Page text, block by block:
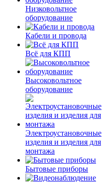
Низковольтное
оборудование
Кабели и провода
Всё для КПП
Высоковольтное
оборудование
Электроустановочные
изделия и изделия для
монтажа
Бытовые приборы